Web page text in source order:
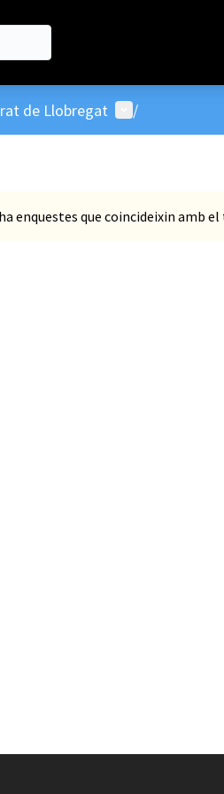
de Llobregat Menú d'usuari
/
enquestes que coincideixin amb